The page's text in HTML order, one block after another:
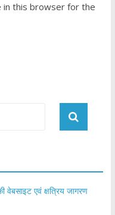
in this browser for the
वेबसाइट एवं क्षत्रिय जागरण